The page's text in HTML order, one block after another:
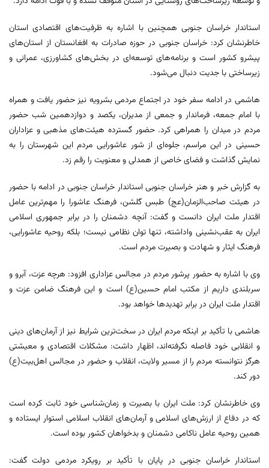
استاندار خراسان جنوبی همچنین با اشاره به ظرفیت‌های اقتصادی استان
خاطرنشان کرد: خراسان جنوبی در حوزه صادرات به افغانستان از استان‌های
پیشرو کشور است و برنامه‌های توسعه‌ای در بخش‌های کشاورزی، عمرانی و
زیرساختی با جدیت دنبال می‌شود.
هاشمی در ادامه سفر خود در اجتماع مردمی بشرویه نیز حضور یافت و همراه
با امام جمعه، فرماندار و جمعی از مدیران، یکصد و دوازدهمین شب حضور
مردم در میدان را همراهی کرد. حضور گسترده هیئت‌های مذهبی و عزاداران
حسینی در این مراسم، جلوه‌ای از شور عاشورایی مردم این شهرستان را به
نمایش گذاشت و فضای خاصی از همدلی و معنویت را رقم زد.
به گزارش خبر و هنر خراسان جنوبی استاندار خراسان جنوبی در ادامه با حضور
در هیئت صاحب‌الزمان(عج) طبس گلشن، فرهنگ عاشورا را مهم‌ترین عامل
اقتدار ملت ایران دانست و گفت: آنچه دشمنان را در برابر جمهوری اسلامی
ایران به عقب‌نشینی واداشته، تنها توان نظامی نیست؛ بلکه روحیه عاشورایی،
فرهنگ ایثار و شهادت و بصیرت مردم است.
وی با اشاره به حضور پرشور مردم در مجالس عزاداری افزود: هرچه عزت، آبرو و
سربلندی داریم از مکتب امام حسین(ع) است و این فرهنگ ضامن عزت و
اقتدار ملت ایران در برابر تهدیدها خواهد بود.
هاشمی با تأکید بر اینکه مردم ایران در سخت‌ترین شرایط نیز از آرمان‌های دینی
و انقلابی خود فاصله نگرفته‌اند، اظهار داشت: مشکلات اقتصادی و معیشتی
هرگز نتوانسته مردم را از مسیر ولایت، انقلاب و حضور در مجالس اهل‌بیت(ع)
دور کند.
وی خاطرنشان کرد: ملت ایران با بصیرت و زمان‌شناسی خود ثابت کرده است
که در دفاع از ارزش‌های اسلامی و آرمان‌های انقلاب اسلامی استوار ایستاده و
همین روحیه عامل ناکامی دشمنان و بدخواهان کشور بوده است.
استاندار خراسان جنوبی در پایان با تأکید بر رویکرد مردمی دولت گفت: